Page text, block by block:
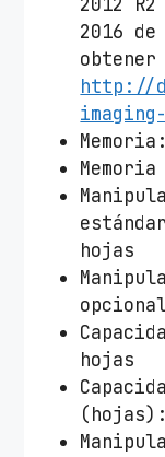
2016
http://
Memoria
hojas
hojas